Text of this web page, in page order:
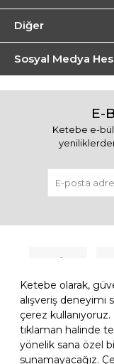
Ketebe olarak,
alışveriş deneyimi
çerez
tıklaman halinde
yönelik sana özel
sunamayacağız.
Diğer
Sosyal Medya
E-
Ketebe e-